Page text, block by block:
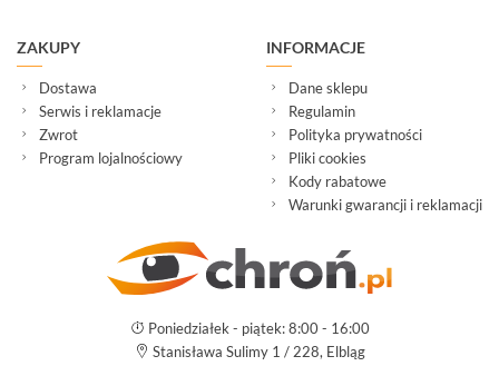
ZAKUPY
Dostawa
Serwis i reklamacje
Zwrot
Program lojalnościowy
INFORMACJE
Dane sklepu
Regulamin
Polityka prywatności
Pliki cookies
Kody rabatowe
Warunki gwarancji i reklamacji
Poniedziałek - piątek: 8:00 - 16:00
Stanisława Sulimy 1 / 228, Elbląg